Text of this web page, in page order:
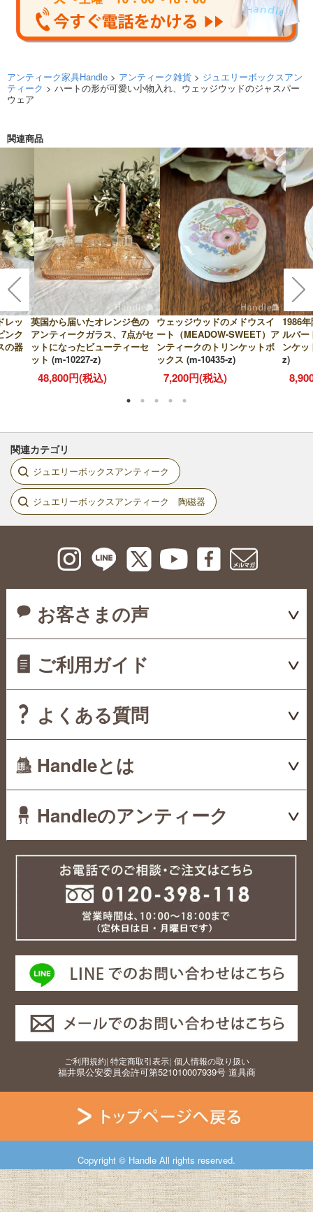
アンティーク家具Handle > アンティーク雑貨 > ジュエリーボックスアン
ティーク > ハートの形が可愛い小物入れ、ウェッジウッドのジャスパー
ウェア
関連商品
レッ
ンク
の器
英国から届いたオレンジ色の
アンティークガラス、7点がセ
ットになったビューティーセ
ット (m-10227-z)
48,800円(税込)
ウェッジウッドのメドウスイ
ート（MEADOW-SWEET）ア
ンティークのトリンケットボ
ックス (m-10435-z)
7,200円(税込)
1986
ルバー
ンケッ
z)
関連カテゴリ
ジュエリーボックスアンティーク
ジュエリーボックスアンティーク 陶磁器
お客さまの声
ご利用ガイド
よくある質問
Handleとは
Handleのアンティーク
ご利用規約| 特定商取引表示| 個人情報の取り扱い
福井県公安委員会許可第521010007939号 道具商
Copyright © Handle All rights reserved.